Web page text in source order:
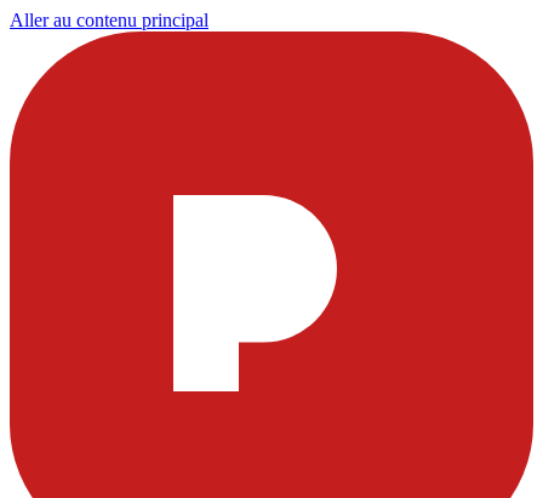
Aller au contenu principal